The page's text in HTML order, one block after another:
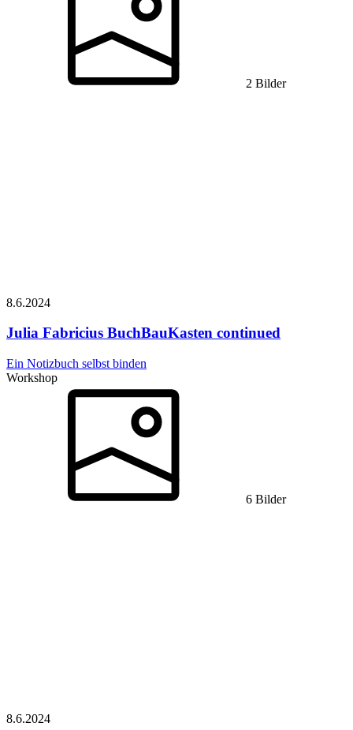
2 Bilder
8.6.2024
Julia Fabricius BuchBauKasten continued
Ein Notizbuch selbst binden
Workshop
6 Bilder
8.6.2024